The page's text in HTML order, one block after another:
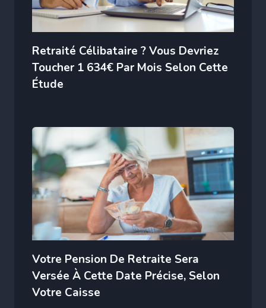
Retraité Célibataire ? Vous Devriez
Toucher 1 634€ Par Mois Selon Cette
Étude
Votre Pension De Retraite Sera
Versée À Cette Date Précise, Selon
Votre Caisse